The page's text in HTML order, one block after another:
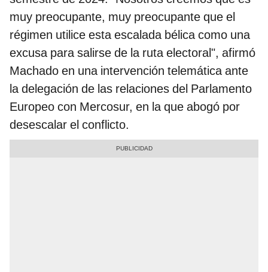
muy preocupante, muy preocupante que el
régimen utilice esta escalada bélica como una
excusa para salirse de la ruta electoral", afirmó
Machado en una intervención telemática ante
la delegación de las relaciones del Parlamento
Europeo con Mercosur, en la que abogó por
desescalar el conflicto.